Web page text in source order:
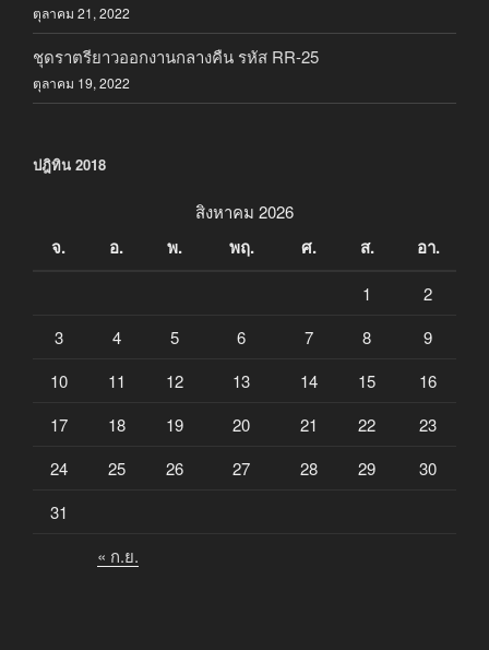
ตุลาคม 21, 2022
ชุดราตรียาวออกงานกลางคืน รหัส RR-25
ตุลาคม 19, 2022
ปฎิทิน 2018
สิงหาคม 2026
จ. อ. พ. พฤ. ศ. ส. อา.
1
2
3
4 5 6 7 8
9
10
11 12 13 14 15
16
17
18 19 20 21 22
23
24
25 26 27 28 29
30
31
« ก.ย.